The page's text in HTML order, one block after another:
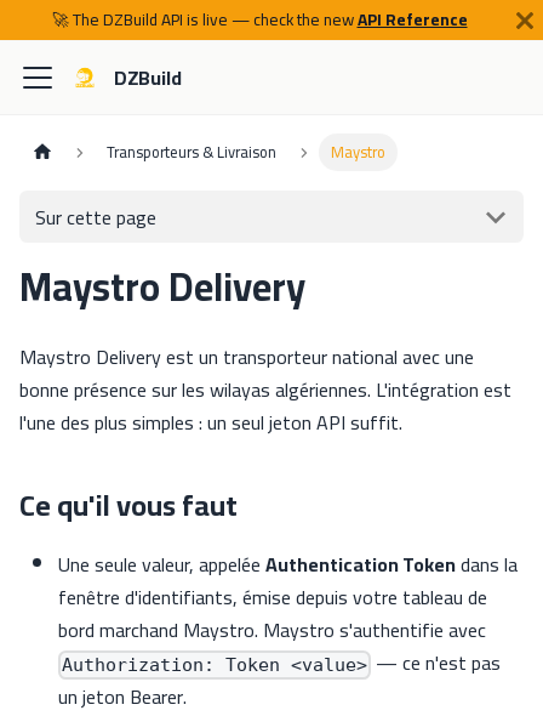
🚀 The DZBuild API is live — check the newAPI Reference
DZBuild
Transporteurs & Livraison Maystro
Sur cette page
Maystro Delivery
Maystro Delivery est un transporteur national avec une
bonne présence sur les wilayas algériennes. L'intégration est
l'une des plus simples : un seul jeton API suffit.
Ce qu'il vous faut
Une seule valeur, appeléeAuthentication Tokendans la
fenêtre d'identifiants, émise depuis votre tableau de
bord marchand Maystro. Maystro s'authentifie avec
Authorization: Token <value> — ce n'est pas
un jeton Bearer.